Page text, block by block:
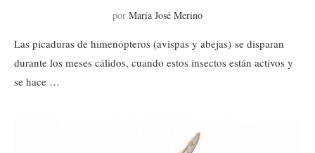
por María José Merino
Las picaduras de himenópteros (avispas y abejas) se disparan
durante los meses cálidos, cuando estos insectos están activos y
se hace …